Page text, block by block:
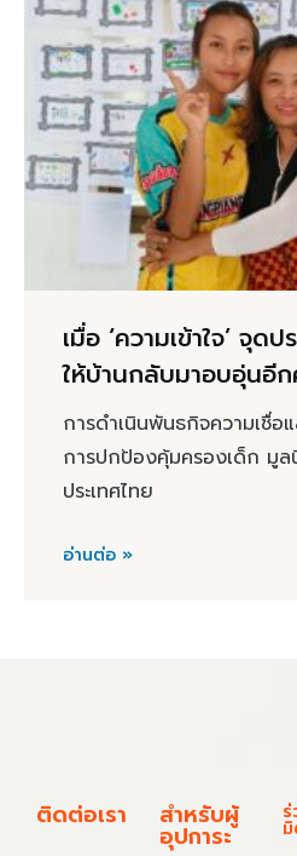
เมื่อ ‘ความเข้าใจ’ จุด
ให้บ้านกลับมาอบอุ่นอี
การดำเนินพันธกิจความเชื่
การปกป้องคุ้มครองเด็ก มู
ประเทศไทย
อ่านต่อ »
ติดต่อเรา สำหรับผู้
อุปการะ